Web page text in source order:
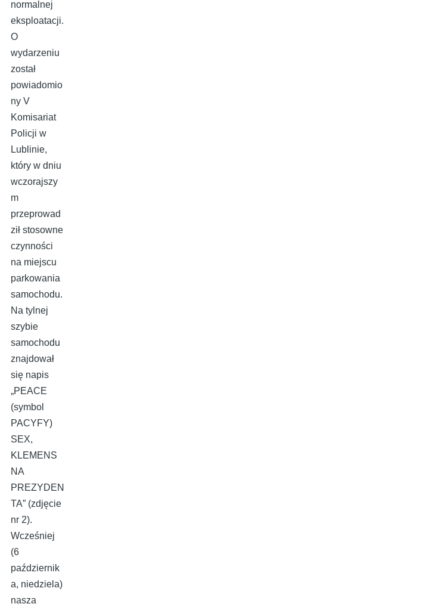
normalnej
eksploatacji.
O
wydarzeniu
został
powiadomio
ny V
Komisariat
Policji w
Lublinie,
który w dniu
wczorajszy
m
przeprowad
ził stosowne
czynności
na miejscu
parkowania
samochodu.
Na tylnej
szybie
samochodu
znajdował
się napis
„PEACE
(symbol
PACYFY)
SEX,
KLEMENS
NA
PREZYDEN
TA” (zdjęcie
nr 2).
Wcześniej
(6
październik
a, niedziela)
nasza